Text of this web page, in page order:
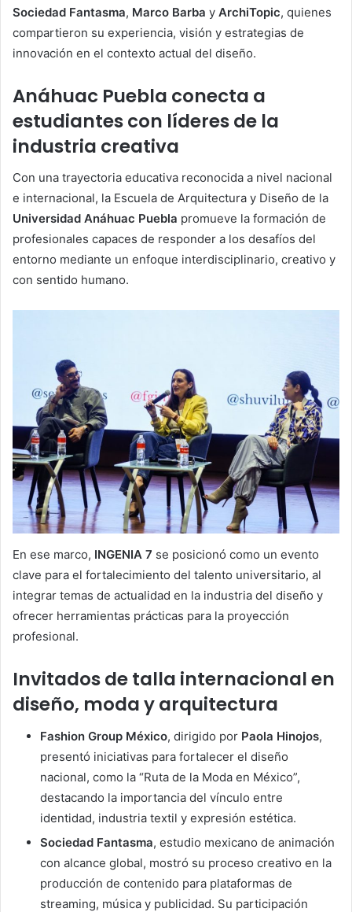
Sociedad Fantasma, Marco Barba y ArchiTopic, quienes
compartieron su experiencia, visión y estrategias de
innovación en el contexto actual del diseño.
Anáhuac Puebla conecta a
estudiantes con líderes de la
industria creativa
Con una trayectoria educativa reconocida a nivel nacional
e internacional, la Escuela de Arquitectura y Diseño de la
Universidad Anáhuac Puebla promueve la formación de
profesionales capaces de responder a los desafíos del
entorno mediante un enfoque interdisciplinario, creativo y
con sentido humano.
En ese marco, INGENIA 7 se posicionó como un evento
clave para el fortalecimiento del talento universitario, al
integrar temas de actualidad en la industria del diseño y
ofrecer herramientas prácticas para la proyección
profesional.
Invitados de talla internacional en
diseño, moda y arquitectura
Fashion Group México, dirigido por Paola Hinojos,
presentó iniciativas para fortalecer el diseño
nacional, como la “Ruta de la Moda en México”,
destacando la importancia del vínculo entre
identidad, industria textil y expresión estética.
Sociedad Fantasma, estudio mexicano de animación
con alcance global, mostró su proceso creativo en la
producción de contenido para plataformas de
streaming, música y publicidad. Su participación